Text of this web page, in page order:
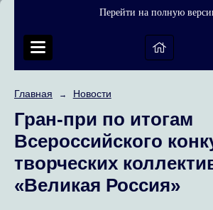
Перейти на полную
Главная → Новости
Гран-при по итогам
Всероссийского
творческих
«Великая Россия»